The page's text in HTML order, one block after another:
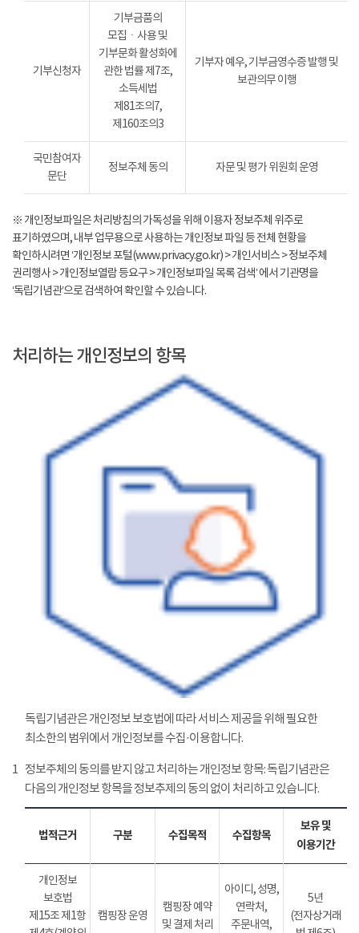
기부신청자
기부금품의
모집ㆍ사용 및
기부문화 활성화에
관한 법률 제7조,
소득세법
제81조의7,
제160조의3
기부자 예우, 기부금영수증 발행 및
보관의무 이행
국민참여자
문단
정보주체 동의 자문 및 평가 위원회 운영
※ 개인정보파일은 처리방침의 가독성을 위해 이용자 정보주체 위주로
표기하였으며, 내부 업무용으로 사용하는 개인정보 파일 등 전체 현황을
확인하시려면 ‘개인정보 포털(www.privacy.go.kr) > 개인서비스 > 정보주체
권리행사 > 개인정보열람 등요구 > 개인정보파일 목록 검색’ 에서 기관명을
‘독립기념관’으로 검색하여 확인할 수 있습니다.
처리하는 개인정보의 항목
독립기념관은 개인정보 보호법에 따라 서비스 제공을 위해 필요한
최소한의 범위에서 개인정보를 수집·이용합니다.
1 정보주체의 동의를 받지 않고 처리하는 개인정보 항목: 독립기념관은
다음의 개인정보 항목을 정보추제의 동의 없이 처리하고 있습니다.
법적근거 구분 수집목적 수집항목
보유 및
이용기간
개인정보
보호법
제15조 제1항
캠핑장 운영
캠핑장 예약
및 결제 처리
아이디, 성명,
연락처,
주문내역,
5년
(전자상거래